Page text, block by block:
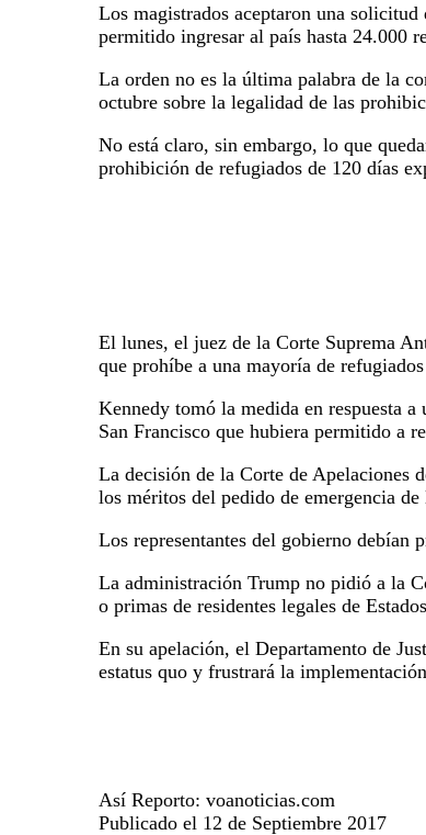
Los magistrados aceptaron una
permitido ingresar al país hasta 24.000
La orden no es la última palabra de la
octubre sobre la legalidad de las
No está claro, sin embargo, lo que
prohibición de refugiados de 120 días
El lunes, el juez de la Corte Suprema
que prohíbe a una mayoría de
Kennedy tomó la medida en respuesta
San Francisco que hubiera permitido a
La decisión de la Corte de Apelaciones
los méritos del pedido de emergencia de
Los representantes del gobierno debían
La administración Trump no pidió a la
o primas de residentes legales de
En su apelación, el Departamento de
estatus quo y frustrará la
Así Reporto: voanoticias.com
Publicado el 12 de Septiembre 2017